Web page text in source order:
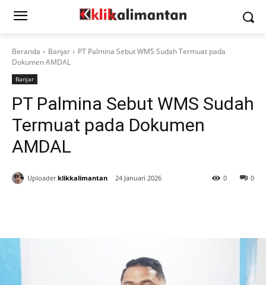
Beranda Banjar
PT Palmina Sebut WMS Sudah Termuat pada
Dokumen AMDAL
Banjar
PT Palmina Sebut WMS Sudah
Termuat pada Dokumen
AMDAL
Uploader klikkalimantan 24 Januari 2026 0
0